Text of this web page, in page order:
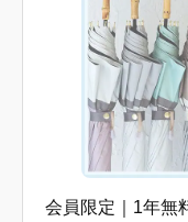
会員限定｜1年無